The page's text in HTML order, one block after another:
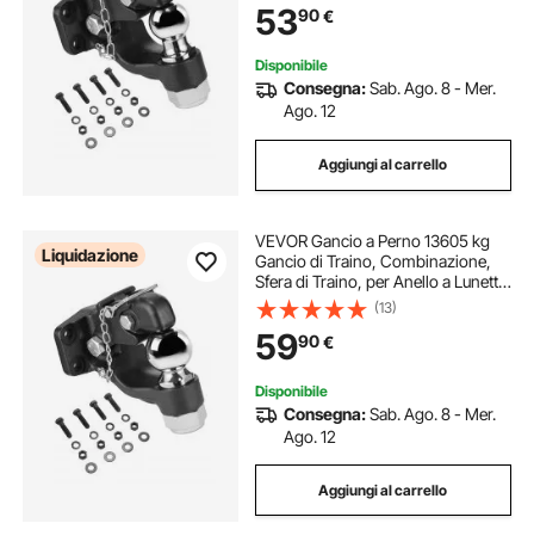
Fosforescenti, Verniciatura a
Polvere Nera
5390€
Disponibile
Consegna:Sab. Ago. 8 - Mer.
Ago. 12
Aggiungi al carrello
Liquidazione
VEVOR Gancio a Perno 13605 kg
Gancio di Traino, Combinazione,
Sfera di Traino, per Anello a Lunetta
63,5 a 76,2 mm Kit di Montaggio,
Adesivi di Avvertenza
Fosforescenti, Verniciatura a
Polvere Nera
(13)
5990€
Disponibile
Consegna:Sab. Ago. 8 - Mer.
Ago. 12
Aggiungi al carrello